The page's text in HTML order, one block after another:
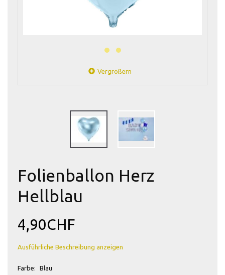
Vergrößern
Folienballon Herz
Hellblau
4,90CHF
Ausführliche Beschreibung anzeigen
Farbe: Blau